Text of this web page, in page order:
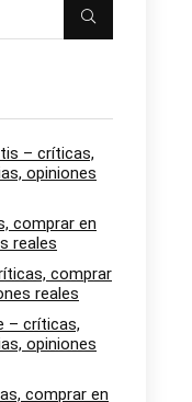
– críticas,
opiniones
comprar en
reales
comprar
reales
– críticas,
opiniones
comprar en